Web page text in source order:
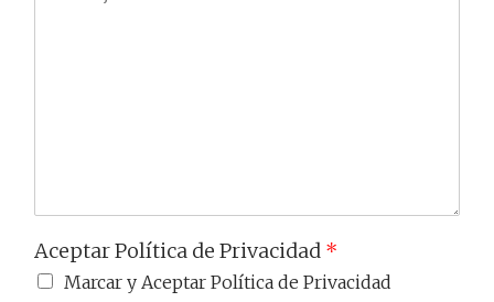
Aceptar Política de Privacidad *
Marcar y Aceptar Política de Privacidad